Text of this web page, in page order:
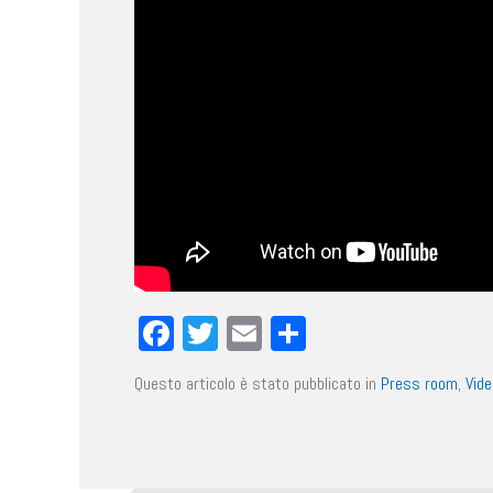
Facebook
Twitter
Email
Questo articolo è stato pubblicato in Press room,